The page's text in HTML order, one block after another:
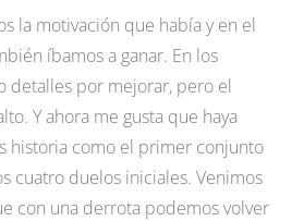
la motivación que había y en el
íbamos a ganar. En los
detalles por mejorar, pero el
Y ahora me gusta que haya
historia como el primer conjunto
cuatro duelos iniciales. Venimos
con una derrota podemos volver